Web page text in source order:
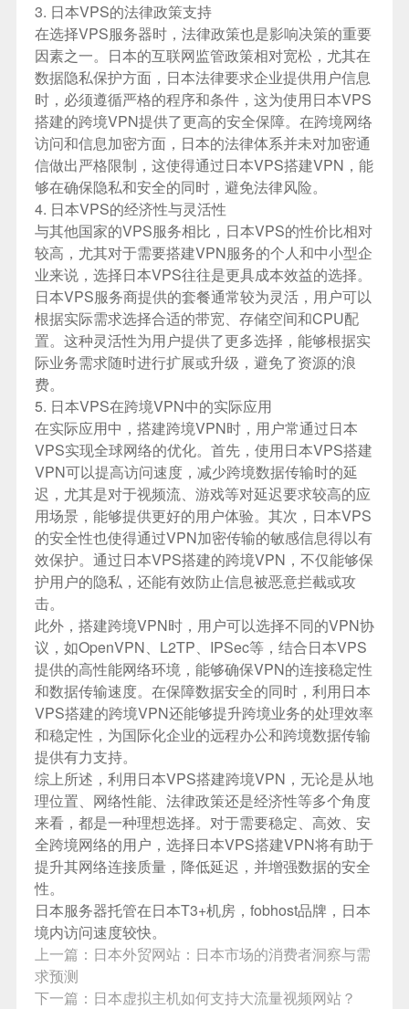
3. 日本VPS的法律政策支持
在选择VPS服务器时，法律政策也是影响决策的重要
因素之一。日本的互联网监管政策相对宽松，尤其在
数据隐私保护方面，日本法律要求企业提供用户信息
时，必须遵循严格的程序和条件，这为使用日本VPS
搭建的跨境VPN提供了更高的安全保障。在跨境网络
访问和信息加密方面，日本的法律体系并未对加密通
信做出严格限制，这使得通过日本VPS搭建VPN，能
够在确保隐私和安全的同时，避免法律风险。
4. 日本VPS的经济性与灵活性
与其他国家的VPS服务相比，日本VPS的性价比相对
较高，尤其对于需要搭建VPN服务的个人和中小型企
业来说，选择日本VPS往往是更具成本效益的选择。
日本VPS服务商提供的套餐通常较为灵活，用户可以
根据实际需求选择合适的带宽、存储空间和CPU配
置。这种灵活性为用户提供了更多选择，能够根据实
际业务需求随时进行扩展或升级，避免了资源的浪
费。
5. 日本VPS在跨境VPN中的实际应用
在实际应用中，搭建跨境VPN时，用户常通过日本
VPS实现全球网络的优化。首先，使用日本VPS搭建
VPN可以提高访问速度，减少跨境数据传输时的延
迟，尤其是对于视频流、游戏等对延迟要求较高的应
用场景，能够提供更好的用户体验。其次，日本VPS
的安全性也使得通过VPN加密传输的敏感信息得以有
效保护。通过日本VPS搭建的跨境VPN，不仅能够保
护用户的隐私，还能有效防止信息被恶意拦截或攻
击。
此外，搭建跨境VPN时，用户可以选择不同的VPN协
议，如OpenVPN、L2TP、IPSec等，结合日本VPS
提供的高性能网络环境，能够确保VPN的连接稳定性
和数据传输速度。在保障数据安全的同时，利用日本
VPS搭建的跨境VPN还能够提升跨境业务的处理效率
和稳定性，为国际化企业的远程办公和跨境数据传输
提供有力支持。
综上所述，利用日本VPS搭建跨境VPN，无论是从地
理位置、网络性能、法律政策还是经济性等多个角度
来看，都是一种理想选择。对于需要稳定、高效、安
全跨境网络的用户，选择日本VPS搭建VPN将有助于
提升其网络连接质量，降低延迟，并增强数据的安全
性。
日本服务器托管在日本T3+机房，fobhost品牌，日本
境内访问速度较快。
上一篇： 日本外贸网站：日本市场的消费者洞察与需
求预测
下一篇： 日本虚拟主机如何支持大流量视频网站？